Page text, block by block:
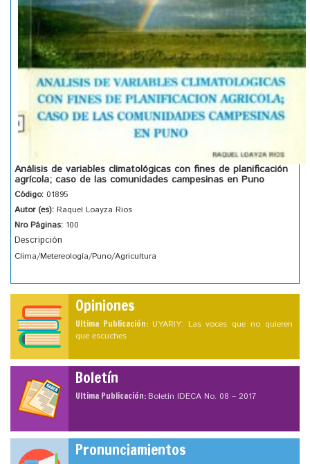
Análisis de variables climatológicas con fines de planificación
agrícola; caso de las comunidades campesinas en Puno
Código: 01895
Autor (es): Raquel Loayza Rios
Nro Páginas: 100
Descripción
Clima/Metereología/Puno/Agricultura
Opiniones
Ultima Publicación: UYARIY: Las voces que no quieren
que escuches
Boletín
Ultima Publicación:Boletín IDECA No. 08 – 2017
Pronunciamientos